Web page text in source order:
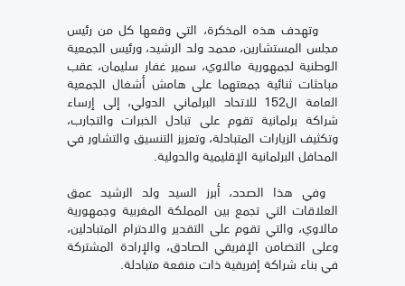
وتهدف هذه المذكرة، التي وقعها كل من رئيس
مجلس المستشارين، محمد ولد الرشيد، ورئيس الجمعية
الوطنية لجمهورية مالاوي، سمير غفار سليمان، عقب
مباحثات ثنائية جمعتهما على هامش أشغال الجمعية
العامة ال152 للاتحاد البرلماني الدولي، إلى إرساء
شراكة برلمانية تقوم على تبادل الخبرات والتجارب،
وتكثيف الزيارات المتبادلة، وتعزيز التنسيق والتشاور في
المحافل البرلمانية الإقليمية والدولية.
وفي هذا الصدد، أبرز السيد ولد الرشيد عمق
العلاقات التي تجمع بين المملكة المغربية وجمهورية
مالاوي، والتي تقوم على التقدير والاحترام المتبادلين،
وعلى التضامن الإفريقي الصادق، والإرادة المشتركة
في بناء شراكة إفريقية ذات منفعة متبادلة.